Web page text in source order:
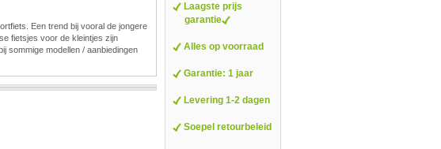
Een trend bij vooral de jongere
fietsjes voor de kleintjes zijn
sommige modellen / aanbiedingen
Laagste prijs
garantie
Alles op voorraad
Garantie: 1 jaar
Levering 1-2 dagen
Soepel retourbeleid